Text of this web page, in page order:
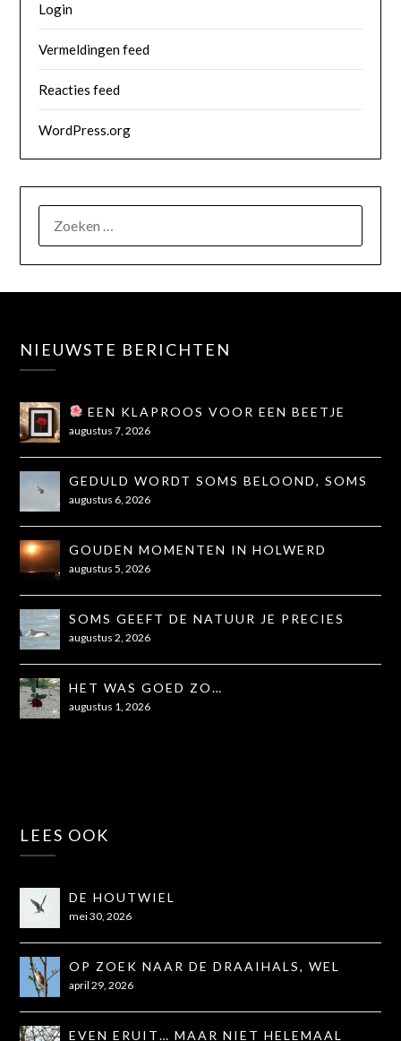
Login
Vermeldingen feed
Reacties feed
WordPress.org
NIEUWSTE BERICHTEN
EEN KLAPROOS VOOR EEN BEETJE
TROOST
augustus 7, 2026
GEDULD WORDT SOMS BELOOND, SOMS
OOK NIET...
augustus 6, 2026
GOUDEN MOMENTEN IN HOLWERD
augustus 5, 2026
SOMS GEEFT DE NATUUR JE PRECIES
WAT JE NODIG HEBT
augustus 2, 2026
HET WAS GOED ZO…
augustus 1, 2026
LEES OOK
DE HOUTWIEL
mei 30, 2026
OP ZOEK NAAR DE DRAAIHALS, WEL
GEZIEN, NIET OP DE FOTO
april 29, 2026
EVEN ERUIT… MAAR NIET HELEMAAL